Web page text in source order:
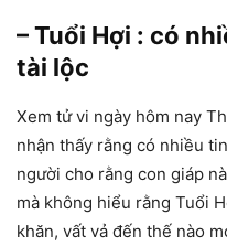
– Tuổi Hợi : có
tài lộc
Xem tử vi ngày hôm nay
nhận thấy rằng có nhiều
người cho rằng con giáp
mà không hiểu rằng Tuổi
khăn, vất vả đến thế nào